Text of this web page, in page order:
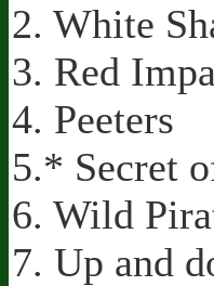
2. White
3. Red
4. Peeters
5.* Secret
6. Wild
7. Up and